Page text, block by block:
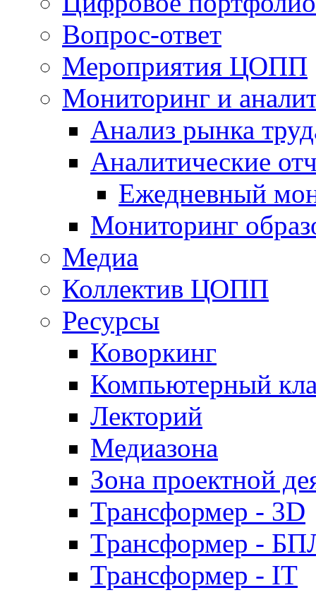
Вопрос-ответ
Мероприятия ЦОПП
Мониторинг и
Анализ рынка
Аналитические
Ежедневный
Мониторинг
Медиа
Коллектив ЦОПП
Ресурсы
Коворкинг
Компьютерный
Лекторий
Медиазона
Зона проектной
Трансформер - 3D
Трансформер -
Трансформер - IT